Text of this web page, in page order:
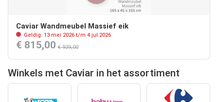
Caviar Wandmeubel Massief eik
Geldig: 13 mei 2026 t/m 4 jul 2026
€ 815,00 € 939,00
Winkels met Caviar in het assortiment